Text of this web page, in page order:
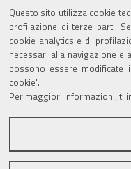
Questo sito utilizza cookie
profilazione di terze parti.
cookie analytics e di
necessari alla navigazione e
possono essere modificate
cookie".
Per maggiori informazioni, ti